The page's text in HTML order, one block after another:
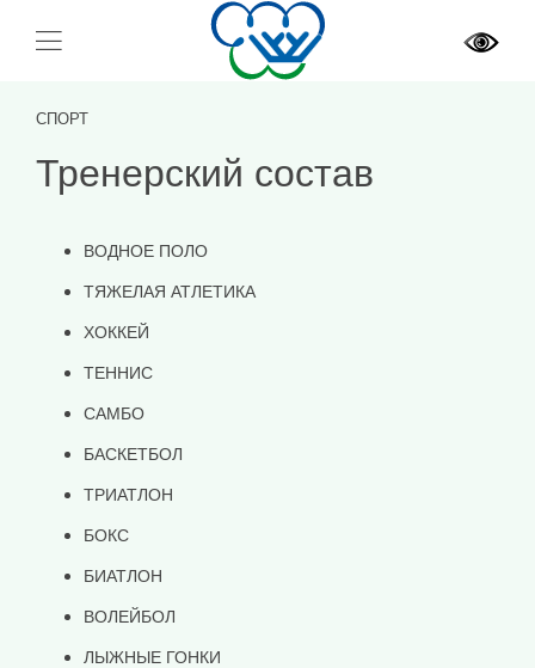
СПОРТ
Тренерский состав
ВОДНОЕ ПОЛО
ТЯЖЕЛАЯ АТЛЕТИКА
ХОККЕЙ
ТЕННИС
САМБО
БАСКЕТБОЛ
ТРИАТЛОН
БОКС
БИАТЛОН
ВОЛЕЙБОЛ
ЛЫЖНЫЕ ГОНКИ